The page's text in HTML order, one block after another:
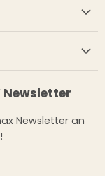
Newsletter
Newsletter an